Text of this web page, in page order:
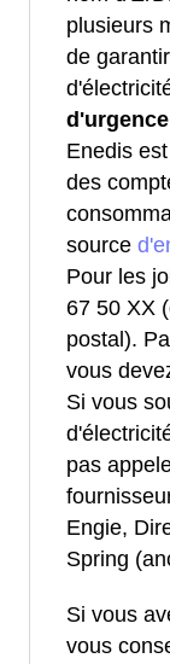
plusieurs
de
d'urgence
Enedis
des
source
Pour les
67 50 XX
postal).
vous
Si vous
pas
Engie,
Spring
Si vous
vous